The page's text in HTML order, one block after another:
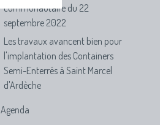
communautaire du 22
septembre 2022
Les travaux avancent bien pour
l'implantation des Containers
Semi-Enterrés à Saint Marcel
d'Ardèche
Agenda